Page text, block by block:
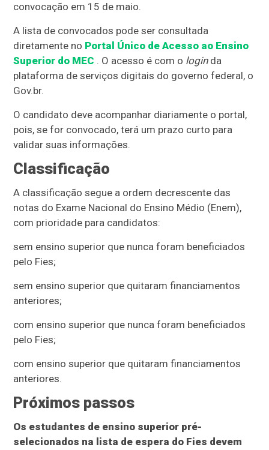
convocação em 15 de maio.
A lista de convocados pode ser consultada
diretamente no Portal Único de Acesso ao Ensino
Superior do MEC . O acesso é com o loginda
plataforma de serviços digitais do governo federal, o
Gov.br.
O candidato deve acompanhar diariamente o portal,
pois, se for convocado, terá um prazo curto para
validar suas informações.
Classificação
A classificação segue a ordem decrescente das
notas do Exame Nacional do Ensino Médio (Enem),
com prioridade para candidatos:
sem ensino superior que nunca foram beneficiados
pelo Fies;
sem ensino superior que quitaram financiamentos
anteriores;
com ensino superior que nunca foram beneficiados
pelo Fies;
com ensino superior que quitaram financiamentos
anteriores.
Próximos passos
Os estudantes de ensino superior pré-
selecionados na lista de espera do Fies devem